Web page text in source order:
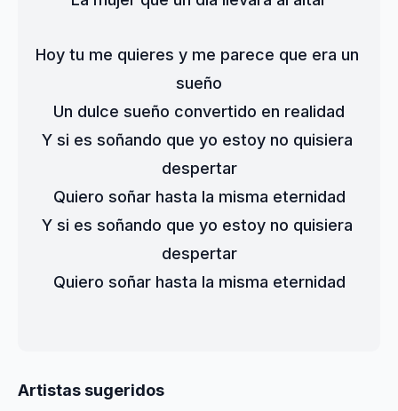
Hoy tu me quieres y me parece que era un
sueño
Un dulce sueño convertido en realidad
Y si es soñando que yo estoy no quisiera
despertar
Quiero soñar hasta la misma eternidad
Y si es soñando que yo estoy no quisiera
despertar
Quiero soñar hasta la misma eternidad
Artistas sugeridos